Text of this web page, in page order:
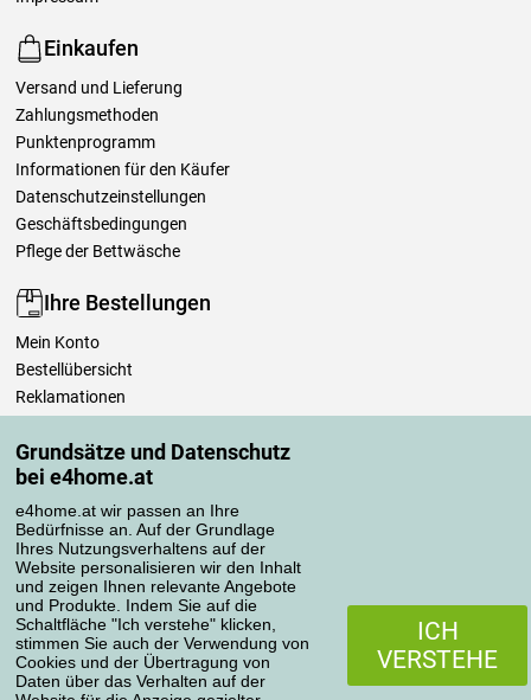
Grundsätze und Datenschutz
bei e4home.at
e4home.at wir passen an Ihre
Bedürfnisse an. Auf der Grundlage
Ihres Nutzungsverhaltens auf der
Website personalisieren wir den Inhalt
und zeigen Ihnen relevante Angebote
und Produkte. Indem Sie auf die
Schaltfläche "Ich verstehe" klicken,
stimmen Sie auch der Verwendung von
Cookies und der Übertragung von
Daten über das Verhalten auf der
ICH
VERSTEHE
Einkaufen
Versand und Lieferung
Zahlungsmethoden
Punktenprogramm
Informationen für den Käufer
Datenschutzeinstellungen
Geschäftsbedingungen
Pflege der Bettwäsche
Ihre Bestellungen
Mein Konto
Bestellübersicht
Reklamationen
Einfach mehr wissen
Richtlinien zur Verarbeitung von Bewertungen
Transportarten
Zahlungsmethoden